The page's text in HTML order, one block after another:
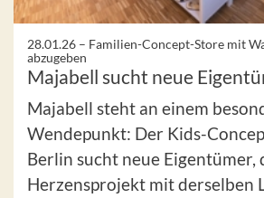
28.01.26 – Familien-Concept-Store mit
abzugeben
Majabell sucht neue
Majabell steht an einem
Wendepunkt: Der Kids-
Berlin sucht neue Eigentümer,
Herzensprojekt mit derselben